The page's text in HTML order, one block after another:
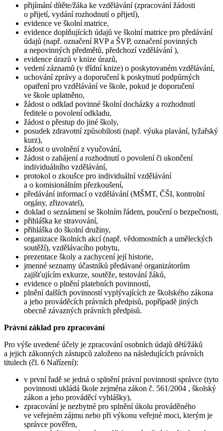
přijímání dítěte/žáka ke vzdělávání (zpracování žádosti
o přijetí, vydání rozhodnutí o přijetí),
evidence ve školní matrice,
evidence doplňujících údajů ve školní matrice pro předávání
údajů (např. označení RVP a ŠVP, označení povinných
a nepovinných předmětů, předchozí vzdělávání ),
evidence úrazů v knize úrazů,
vedení záznamů (v třídní knize) o poskytovaném vzdělávání,
uchování zprávy a doporučení k poskytnutí podpůrných
opatření pro vzdělávání ve škole, pokud je doporučení
ve škole uplatněno,
žádost o odklad povinné školní docházky a rozhodnutí
ředitele o povolení odkladu,
žádost o přestup do jiné školy,
posudek zdravotní způsobilosti (např. výuka plavání, lyžařský
kurz),
žádost o uvolnění z vyučování,
žádost o zahájení a rozhodnutí o povolení či ukončení
individuálního vzdělávání,
protokol o zkoušce pro individuální vzdělávání
a o komisionálním přezkoušení,
předávání informací o vzdělávání (MŠMT, ČŠI, kontrolní
orgány, zřizovatel),
doklad o seznámení se školním řádem, poučení o bezpečnosti,
přihláška ke stravování,
přihláška do školní družiny,
organizace školních akcí (např. vědomostních a uměleckých
soutěží), vzdělávacího pobytu,
prezentace školy a zachycení její historie,
jmenné seznamy účastníků předávané organizátorům
zajišťujícím exkurze, soutěže, testování žáků,
evidence o plnění platebních povinností,
plnění dalších povinností vyplývajících ze školského zákona
a jeho prováděcích právních předpisů, popřípadě jiných
obecně závazných právních předpisů.
Právní základ pro zpracování
Pro výše uvedené účely je zpracování osobních údajů dětí/žáků
a jejich zákonných zástupců založeno na následujících právních
titulech (čl. 6 Nařízení):
v první řadě se jedná o splnění právní povinnosti správce (tyto
povinnosti ukládá škole zejména zákon č. 561/2004 , školský
zákon a jeho prováděcí vyhlášky),
zpracování je nezbytné pro splnění úkolu prováděného
ve veřejném zájmu nebo při výkonu veřejné moci, kterým je
správce pověřen,